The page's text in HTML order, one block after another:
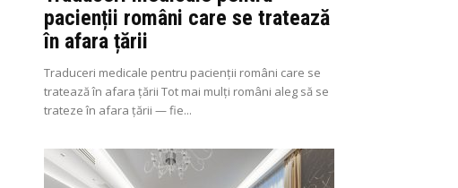
pacienții români care se tratează
în afara țării
Traduceri medicale pentru pacienții români care se
tratează în afara țării Tot mai mulți români aleg să se
trateze în afara țării — fie...